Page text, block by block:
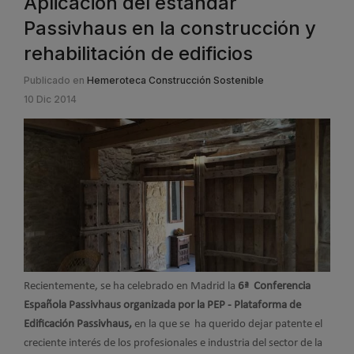
Passivhaus en la construcción y
rehabilitación de edificios
Publicado en Hemeroteca Construcción Sostenible
10 Dic 2014
Recientemente, se ha celebrado en Madrid la 6ª Conferencia
Española Passivhaus organizada por la PEP - Plataforma de
Edificación Passivhaus, en la que se ha querido dejar patente el
creciente interés de los profesionales e industria del sector de la